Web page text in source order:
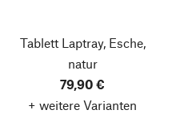
Tablett Laptray, Esche,
natur
79,90 €
+ weitere Varianten